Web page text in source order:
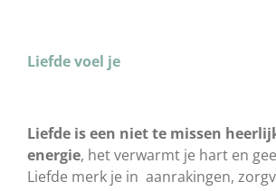
Liefde voel je
Liefde is een niet te missen
energie, het verwarmt je hart en
Liefde merk je in aanrakingen,